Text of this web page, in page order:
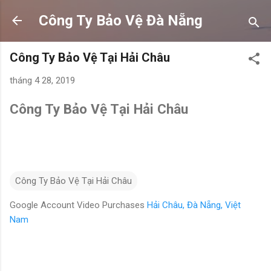
Chuyển đến nội dung chính
Công Ty Bảo Vệ Đà Nẵng
Công Ty Bảo Vệ Tại Hải Châu
tháng 4 28, 2019
Công Ty Bảo Vệ Tại Hải Châu
Công Ty Bảo Vệ Tại Hải Châu
Google Account Video Purchases Hải Châu, Đà Nẵng, Việt
Nam